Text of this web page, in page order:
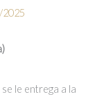
le entrega a la